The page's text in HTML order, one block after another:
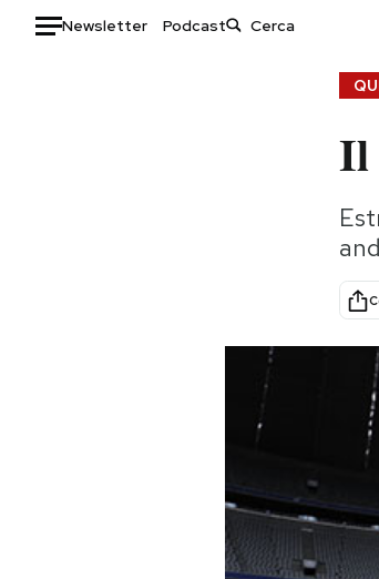
Newsletter Podcast
Consumismi
Storie/Idee
Ok Boomer!
Media
Mondiali
Il